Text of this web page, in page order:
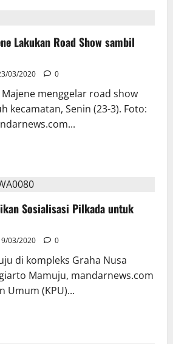
Lakukan Road Show sambil
03/2020 0
Majene menggelar road show
kecamatan, Senin (23-3). Foto:
Sosialisasi Pilkada untuk
03/2020 0
di kompleks Graha Nusa
Mamuju, mandarnews.com
Umum (KPU)...